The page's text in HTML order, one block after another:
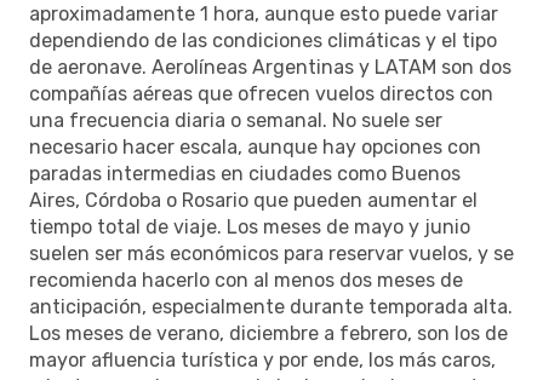
aproximadamente 1 hora, aunque esto puede variar
dependiendo de las condiciones climáticas y el tipo
de aeronave. Aerolíneas Argentinas y LATAM son dos
compañías aéreas que ofrecen vuelos directos con
una frecuencia diaria o semanal. No suele ser
necesario hacer escala, aunque hay opciones con
paradas intermedias en ciudades como Buenos
Aires, Córdoba o Rosario que pueden aumentar el
tiempo total de viaje. Los meses de mayo y junio
suelen ser más económicos para reservar vuelos, y se
recomienda hacerlo con al menos dos meses de
anticipación, especialmente durante temporada alta.
Los meses de verano, diciembre a febrero, son los de
mayor afluencia turística y por ende, los más caros,